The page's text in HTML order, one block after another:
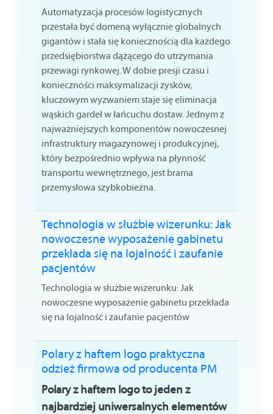
Automatyzacja procesów logistycznych
przestała być domeną wyłącznie globalnych
gigantów i stała się koniecznością dla każdego
przedsiębiorstwa dążącego do utrzymania
przewagi rynkowej. W dobie presji czasu i
konieczności maksymalizacji zysków,
kluczowym wyzwaniem staje się eliminacja
wąskich gardeł w łańcuchu dostaw. Jednym z
najważniejszych komponentów nowoczesnej
infrastruktury magazynowej i produkcyjnej,
który bezpośrednio wpływa na płynność
transportu wewnętrznego, jest brama
przemysłowa szybkobieżna.
Technologia w służbie wizerunku: Jak
nowoczesne wyposażenie gabinetu
przekłada się na lojalność i zaufanie
pacjentów
Technologia w służbie wizerunku: Jak
nowoczesne wyposażenie gabinetu przekłada
się na lojalność i zaufanie pacjentów
Polary z haftem logo praktyczna
odzież firmowa od producenta PM
Polary z haftem logo to jeden z
najbardziej uniwersalnych elementów